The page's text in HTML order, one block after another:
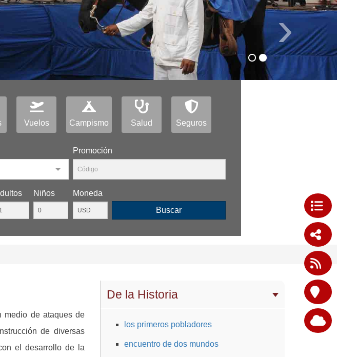
›
Vuelos Campismo Salud Seguros
Promoción
Niños
Moneda
Buscar
De la Historia
los primeros pobladores
encuentro de dos mundos
medio de ataques de
de diversas
el desarrollo de la